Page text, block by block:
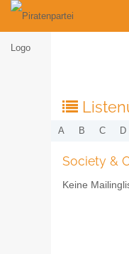
A B C D
Society &
Keine